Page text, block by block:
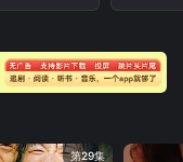
第29集